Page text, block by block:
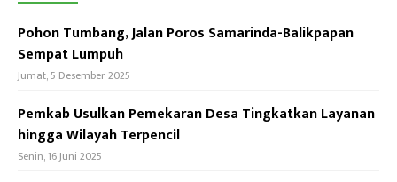
Pohon Tumbang, Jalan Poros Samarinda-Balikpapan
Sempat Lumpuh
Jumat, 5 Desember 2025
Pemkab Usulkan Pemekaran Desa Tingkatkan Layanan
hingga Wilayah Terpencil
Senin, 16 Juni 2025